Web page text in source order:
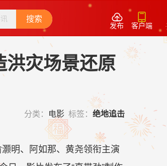
搜索 
发布

客户端
洪灾场景还原
分类： 电影标签： 绝地追击
明、阿如那、黄尧领衔主演